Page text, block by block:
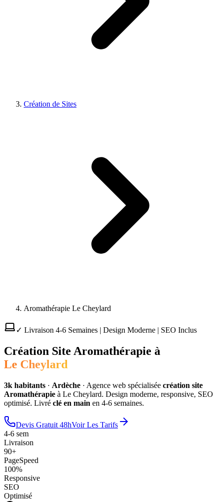
Création de Sites
Aromathérapie Le Cheylard
✓ Livraison 4-6 Semaines | Design Moderne | SEO Inclus
Création Site Aromathérapie à
Le Cheylard
3k habitants · Ardèche · Agence web spécialisée création site
Aromathérapie à Le Cheylard. Design moderne, responsive, SEO
optimisé. Livré clé en main en 4-6 semaines.
Devis Gratuit 48hVoir Les Tarifs
4-6 sem
Livraison
90+
PageSpeed
100%
Responsive
SEO
Optimisé